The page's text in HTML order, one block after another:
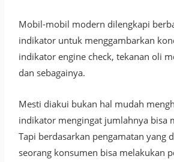
Mobil-mobil modern dilengkapi
indikator untuk menggambarkan
indikator engine check, tekanan oli
dan sebagainya.
Mesti diakui bukan hal mudah
indikator mengingat jumlahnya bisa
Tapi berdasarkan pengamatan yang
seorang konsumen bisa melakukan